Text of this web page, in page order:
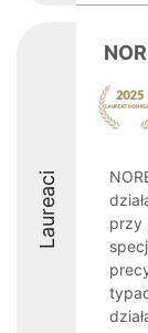
Laureaci
przy